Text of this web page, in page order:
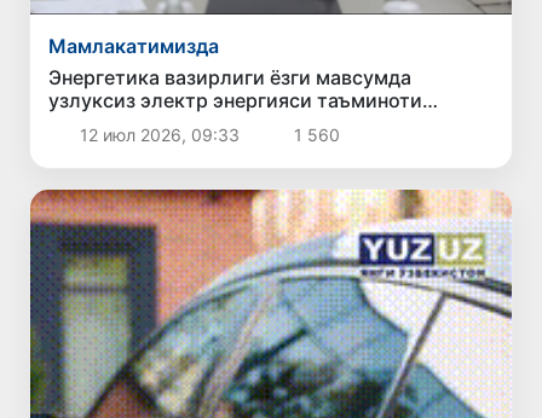
Мамлакатимизда
Энергетика вазирлиги ёзги мавсумда
узлуксиз электр энергияси таъминоти
бўйича чораларни кучайтирмоқда
12 июл 2026, 09:33 1 560